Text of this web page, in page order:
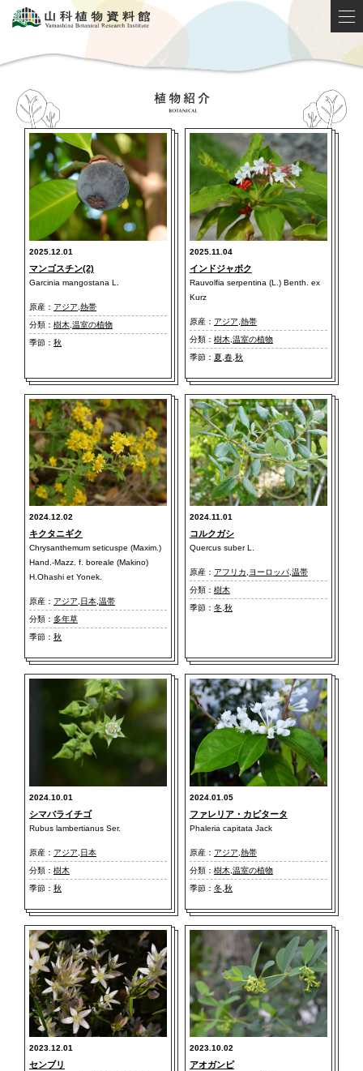
2025.12.01
マンゴスチン(2)
Garcinia mangostana L.
原産： アジア 熱帯
分類： 樹木 温室の植物
季節： 秋
2025.11.04
インドジャボク
Rauvolfia serpentina (L.) Benth. ex
Kurz
原産： アジア 熱帯
分類： 樹木, 温室の植物
季節： 夏, 春, 秋
2024.12.02
キクタニギク
Chrysanthemum seticuspe (Maxim.)
Hand.-Mazz. f. boreale (Makino)
H.Ohashi et Yonek.
原産： アジア 日本 温帯
分類： 多年草
季節： 秋
2024.11.01
コルクガシ
Quercus suber L.
原産： アフリカ ヨーロッパ, 温帯
分類： 樹木
季節： 冬, 秋
2024.10.01
シマバライチゴ
Rubus lambertianus Ser.
原産： アジア 日本
分類： 樹木
季節： 秋
2024.01.05
ファレリア・カピタータ
Phaleria capitata Jack
原産： アジア 熱帯
分類： 樹木, 温室の植物
季節： 冬, 秋
2023.12.01
センブリ
2023.10.02
アオガンピ